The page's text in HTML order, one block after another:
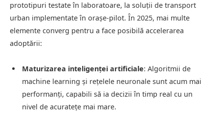
prototipuri testate în laboratoare, la soluții de transport
urban implementate în orașe-pilot. În 2025, mai multe
elemente converg pentru a face posibilă accelerarea
adoptării:
Maturizarea inteligenței artificiale: Algoritmii de
machine learning și rețelele neuronale sunt acum mai
performanți, capabili să ia decizii în timp real cu un
nivel de acuratețe mai mare.